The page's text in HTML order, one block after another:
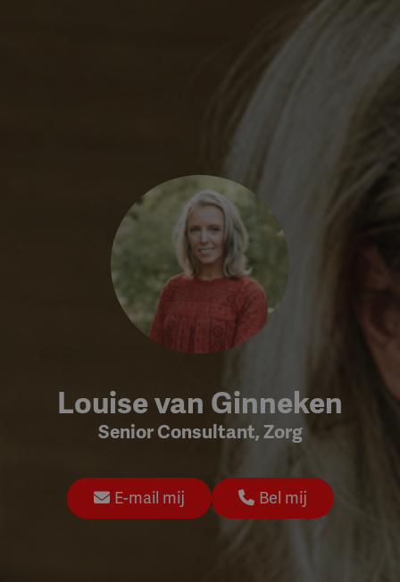
Louise van Ginneken
Senior Consultant, Zorg
E-mail mij Bel mij